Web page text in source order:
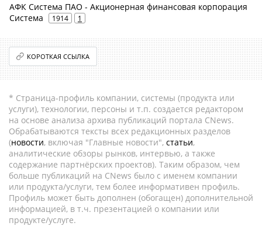
АФК Система ПАО - Акционерная финансовая корпорация
Система
1914 1
КОРОТКАЯ ССЫЛКА
* Страница-профиль компании, системы (продукта или
услуги), технологии, персоны и т.п. создается редактором
на основе анализа архива публикаций портала CNews.
Обрабатываются тексты всех редакционных разделов
(новости, включая "Главные новости", статьи,
аналитические обзоры рынков, интервью, а также
содержание партнёрских проектов). Таким образом, чем
больше публикаций на CNews было с именем компании
или продукта/услуги, тем более информативен профиль.
Профиль может быть дополнен (обогащен) дополнительной
информацией, в т.ч. презентацией о компании или
продукте/услуге.